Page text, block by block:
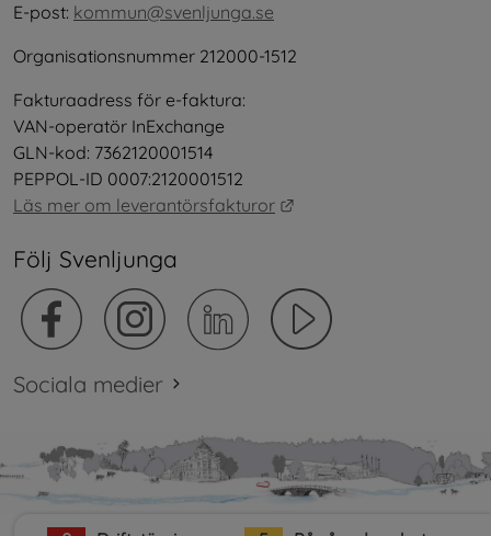
E-post: kommun@svenljunga.se
Organisationsnummer 212000-1512
Fakturaadress för e-faktura:
VAN-operatör InExchange
GLN-kod: 7362120001514
PEPPOL-ID 0007:2120001512
Läs mer om leverantörsfakturor
Följ Svenljunga
Sociala medier